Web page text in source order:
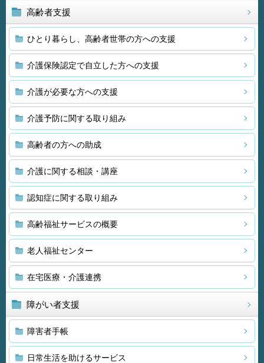
高齢者支援
ひとり暮らし、高齢者世帯の方への支援
介護保険認定で自立した方への支援
介護が必要な方への支援
介護予防に関する取り組み
高齢者の方への助成
介護に関する相談・講座
認知症に関する取り組み
高齢福祉サービスの概要
老人福祉センター
在宅医療・介護連携
障がい者支援
障害者手帳
日常生活を助けるサービス